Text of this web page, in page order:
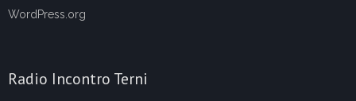
WordPress.org
Radio Incontro Terni